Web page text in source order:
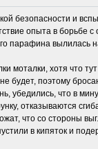
безопасности и
опыта в борьбе
парафина вылилась
моталки, хотя что
не будет, поэтому
убедились, что в
отказываются
что со стороны
в кипяток и